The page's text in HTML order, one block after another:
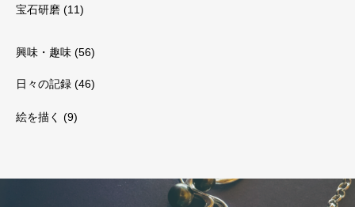
宝石研磨 (11)
興味・趣味 (56)
日々の記録 (46)
絵を描く (9)